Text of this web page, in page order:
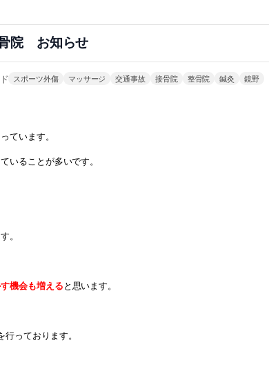
院 お知らせ
スポーツ外傷 マッサージ 交通事故 接骨院 整骨院 鍼灸 鏡野
ています。
いることが多いです。
。
機会も増えると思います。
行っております。